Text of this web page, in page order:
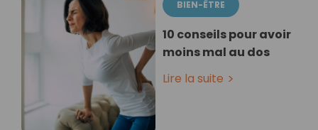
BIEN-ÊTRE
10 conseils pour avoir
moins mal au dos
Lire la suite